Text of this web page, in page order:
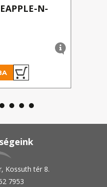
N-
Kossuth tér 8.
7953